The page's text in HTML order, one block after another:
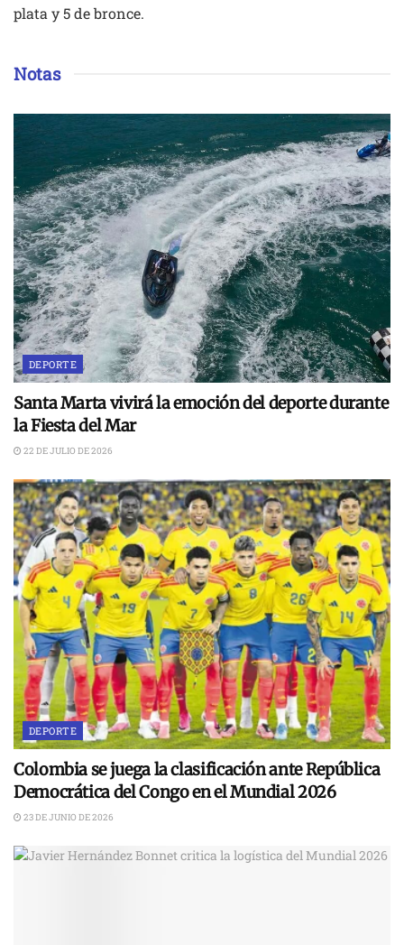
plata y 5 de bronce.
Notas
DEPORTE
Santa Marta vivirá la emoción del deporte durante
la Fiesta del Mar
22 DE JULIO DE 2026
DEPORTE
Colombia se juega la clasificación ante República
Democrática del Congo en el Mundial 2026
23 DE JUNIO DE 2026